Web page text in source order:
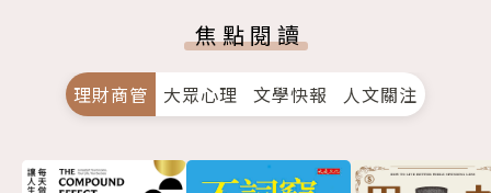
焦點閱讀
理財商管 大眾心理 文學快報 人文關注